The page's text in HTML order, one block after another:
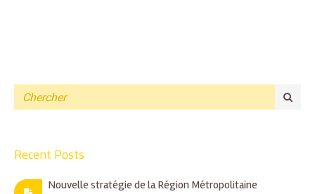
Recent Posts
Nouvelle stratégie de la Région Métropolitaine